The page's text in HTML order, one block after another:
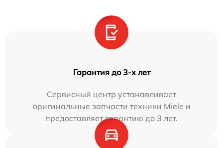
Гарантия до 3-х лет
Сервисный центр устанавливает
оригинальные запчасти техники Miele и
предоставляет гарантию до 3 лет.